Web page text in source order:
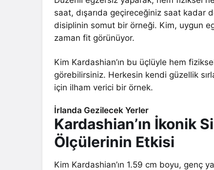
saat, dışarıda geçireceğiniz saat kadar
disiplinin somut bir örneği. Kim, uygun
zaman fit görünüyor.
Kim Kardashian’ın bu üçlüyle hem
görebilirsiniz. Herkesin kendi güzellik
için ilham verici bir örnek.
İrlanda Gezilecek Yerler
Kardashian’ın İkonik
Ölçülerinin Etkisi
Kim Kardashian’ın 1.59 cm boyu, genç